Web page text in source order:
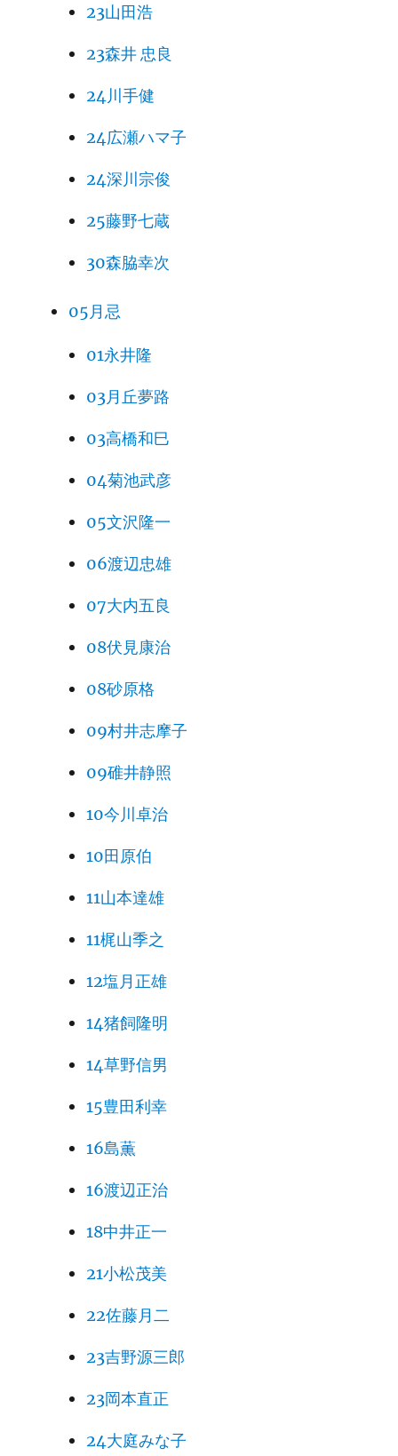
23山田浩
23森井 忠良
24川手健
24広瀬ハマ子
24深川宗俊
25藤野七蔵
30森脇幸次
05月忌
01永井隆
03月丘夢路
03高橋和巳
04菊池武彦
05文沢隆一
06渡辺忠雄
07大内五良
08伏見康治
08砂原格
09村井志摩子
09碓井静照
10今川卓治
10田原伯
11山本達雄
11梶山季之
12塩月正雄
14猪飼隆明
14草野信男
15豊田利幸
16島薫
16渡辺正治
18中井正一
21小松茂美
22佐藤月二
23吉野源三郎
23岡本直正
24大庭みな子